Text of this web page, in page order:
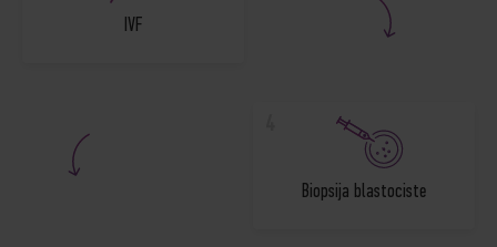
IVF
Biopsija blastociste